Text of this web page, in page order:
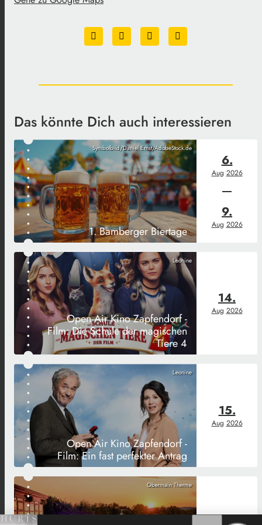
Das könnte Dich auch interessieren
Symbolbild/Daniel Ernst/AdobeStock.de
1. Bamberger Biertage
6.
Aug 2026
9.
Aug 2026
Leonine
Open Air Kino Zapfendorf -
Film: Die Schule der magischen
Tiere 4
14.
Aug 2026
Leonine
Open Air Kino Zapfendorf -
Film: Ein fast perfekter Antrag
15.
Aug 2026
Obermain Therme